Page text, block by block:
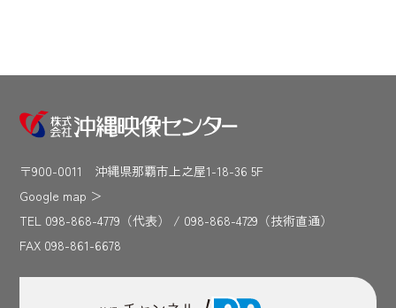
〒900-0011 沖縄県那覇市上之屋1-18-36 5F
Google map ＞
TEL 098-868-4779（代表） / 098-868-4729（技術直通）
FAX 098-861-6678